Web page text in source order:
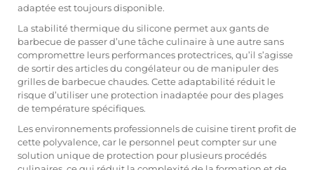
adaptée est toujours disponible.
La stabilité thermique du silicone permet aux gants de
barbecue de passer d’une tâche culinaire à une autre sans
compromettre leurs performances protectrices, qu’il s’agisse
de sortir des articles du congélateur ou de manipuler des
grilles de barbecue chaudes. Cette adaptabilité réduit le
risque d’utiliser une protection inadaptée pour des plages
de température spécifiques.
Les environnements professionnels de cuisine tirent profit de
cette polyvalence, car le personnel peut compter sur une
solution unique de protection pour plusieurs procédés